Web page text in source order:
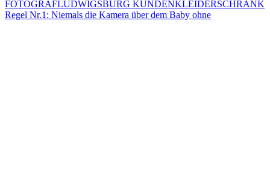
Regel Nr.1: Niemals die Kamera über dem Baby ohne